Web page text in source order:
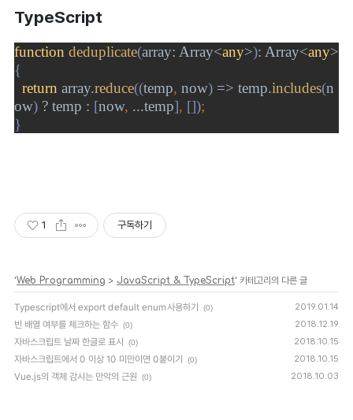
TypeScript
function deduplicate(array: Array<any>): Array<any
{
return array.reduce((temp, now) => temp.includes(n
ow) ? temp : [now, ...temp], []);
}
1 구독하기
'Web Programming > JavaScript & TypeScript' 카테고리의 다른 글
Typescript에서 export default enum사용하기 (0) 2019.01.14
빈 배열 여부를 체크하는 함수 (0) 2018.12.19
자바스크립트 날짜 한글로 표시 (0) 2018.10.15
자바스크립트에서 0 이상 10 미만이면 0붙이기 (0) 2018.10.15
Vue.js의 객체 감시는 만악의 근원 (0) 2018.10.03